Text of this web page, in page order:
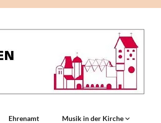
Ehrenamt Musik in der Kirche